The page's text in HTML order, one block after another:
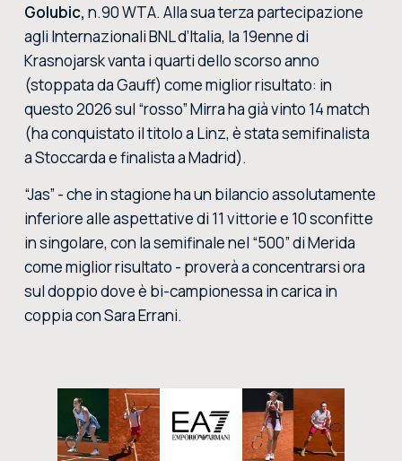
Golubic, n.90 WTA. Alla sua terza partecipazione
agli Internazionali BNL d’Italia, la 19enne di
Krasnojarsk vanta i quarti dello scorso anno
(stoppata da Gauff) come miglior risultato: in
questo 2026 sul “rosso” Mirra ha già vinto 14 match
(ha conquistato il titolo a Linz, è stata semifinalista
a Stoccarda e finalista a Madrid).
“Jas” - che in stagione ha un bilancio assolutamente
inferiore alle aspettative di 11 vittorie e 10 sconfitte
in singolare, con la semifinale nel “500” di Merida
come miglior risultato - proverà a concentrarsi ora
sul doppio dove è bi-campionessa in carica in
coppia con Sara Errani.